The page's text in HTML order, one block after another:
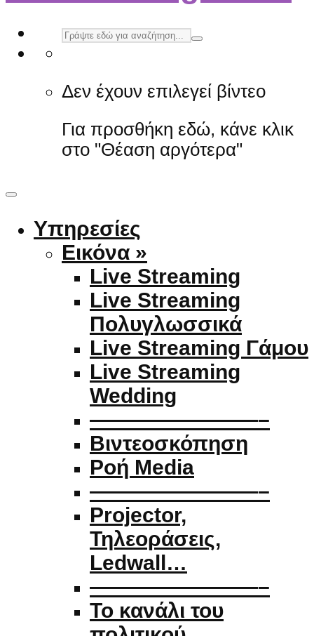
Δεν έχουν επιλεγεί βίντεο
Για προσθήκη εδώ, κάνε κλικ
στο "Θέαση αργότερα"
Υπηρεσίες
Εικόνα »
Live Streaming
Live Streaming
Πολυγλωσσικά
Live Streaming Γάμου
Live Streaming
Wedding
————————–
Βιντεοσκόπηση
Ροή Media
————————–
Projector,
Τηλεοράσεις,
Ledwall…
————————–
Το κανάλι του